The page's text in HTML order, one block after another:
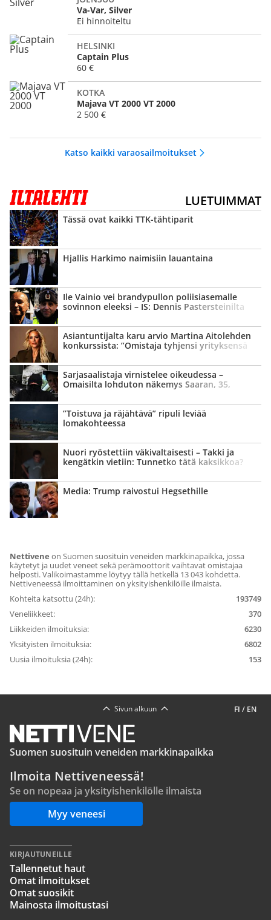
Va-Var, Silver
Ei hinnoiteltu
HELSINKI
Captain Plus
60 €
KOTKA
Majava VT 2000 VT 2000
2 500 €
Katso kaikki varaosailmoitukset
LUETUIMMAT
Tässä ovat kaikki TTK-tähtiparit
Hjallis Harkimo naimisiin lauantaina
Ile Vainio vei brandypullon poliisi­asemalle
sovinnon eleeksi – IS: Dennis Pasters­teinilta
Asian­tuntijalta karu arvio Martina Aitolehden
konkurssista: ”Omistaja tyhjensi yrityksensä
Sarja­saalistaja virnistelee oikeudessa –
Omaisilta lohduton näkemys Saaran, 35,
”Toistuva ja räjähtävä” ripuli leviää
lomakohteessa
Nuori ryöstettiin väki­valtaisesti – Takki ja
kengätkin vietiin: Tunnetko tätä kaksikkoa?
Media: Trump raivostui Hegsethille
Nettivene on Suomen suosituin veneiden markkinapaikka, jossa
käytetyt ja uudet veneet sekä perämoottorit vaihtavat omistajaa
helposti. Valikoimastamme löytyy tällä hetkellä 13 043 kohdetta.
Nettiveneessä ilmoittaminen on yksityishenkilöille ilmaista.
Kohteita katsottu (24h):
193749
Veneliikkeet:
370
Liikkeiden ilmoituksia:
6230
Yksityisten ilmoituksia:
6802
Uusia ilmoituksia (24h):
153
FI / EN
Sivun alkuun
Suomen suosituin veneiden markkinapaikka
Ilmoita Nettiveneessä!
Se on nopeaa ja yksityishenkilölle ilmaista
Myy veneesi
KIRJAUTUNEILLE
Tallennetut haut
Omat ilmoitukset
Omat suosikit
Mainosta ilmoitustasi